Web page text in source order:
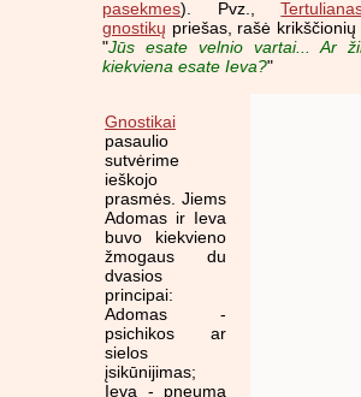
pasekmes). Pvz.,
gnostikų priešas, rašė krikščionių
"Jūs esate velnio vartai... Ar
kiekviena esate Ieva?"
Gnostikai
pasaulio
sutvėrime
ieškojo
prasmės. Jiems
Adomas ir Ieva
buvo kiekvieno
žmogaus du
dvasios
principai:
Adomas -
psichikos ar
sielos
įsikūnijimas;
Ieva - pneuma